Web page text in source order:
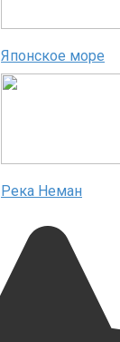
Японское море
Река Неман